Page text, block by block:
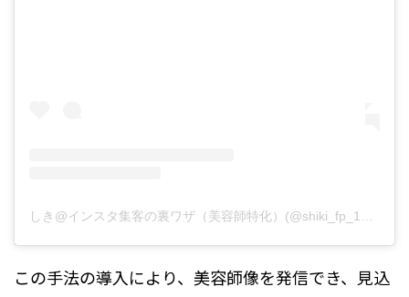
この手法の導入により、美容師像を発信でき、見込